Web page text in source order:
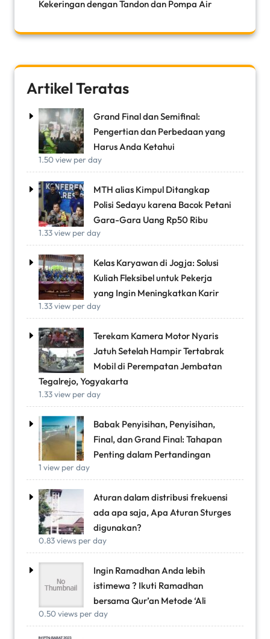
Kekeringan dengan Tandon dan Pompa Air
Artikel Teratas
Grand Final dan Semifinal:
Pengertian dan Perbedaan yang
Harus Anda Ketahui
1.50 view per day
MTH alias Kimpul Ditangkap
Polisi Sedayu karena Bacok Petani
Gara-Gara Uang Rp50 Ribu
1.33 view per day
Kelas Karyawan di Jogja: Solusi
Kuliah Fleksibel untuk Pekerja
yang Ingin Meningkatkan Karir
1.33 view per day
Terekam Kamera Motor Nyaris
Jatuh Setelah Hampir Tertabrak
Mobil di Perempatan Jembatan
Tegalrejo, Yogyakarta
1.33 view per day
Babak Penyisihan, Penyisihan,
Final, dan Grand Final: Tahapan
Penting dalam Pertandingan
1 view per day
Aturan dalam distribusi frekuensi
ada apa saja, Apa Aturan Sturges
digunakan?
0.83 views per day
Ingin Ramadhan Anda lebih
istimewa ? Ikuti Ramadhan
bersama Qur’an Metode ‘Ali
0.50 views per day